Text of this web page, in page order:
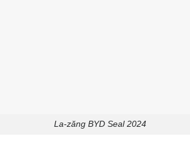
La-zăng BYD Seal 2024